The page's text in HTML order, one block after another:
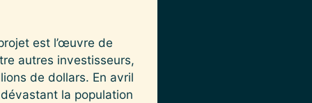
est l’œuvre de
autres investisseurs,
de dollars. En avril
la population